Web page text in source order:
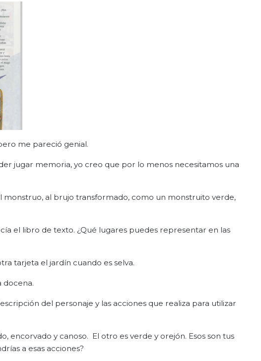
me pareció genial.
jugar memoria, yo creo que por lo menos necesitamos una
monstruo, al brujo transformado, como un monstruito verde,
el libro de texto. ¿Qué lugares puedes representar en las
tarjeta el jardín cuando es selva.
docena.
del personaje y las acciones que realiza para utilizar
encorvado y canoso. El otro es verde y orejón. Esos son tus
a esas acciones?